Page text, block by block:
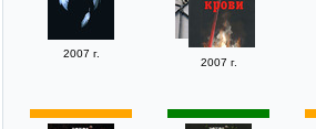
2007 г.
2007 г.